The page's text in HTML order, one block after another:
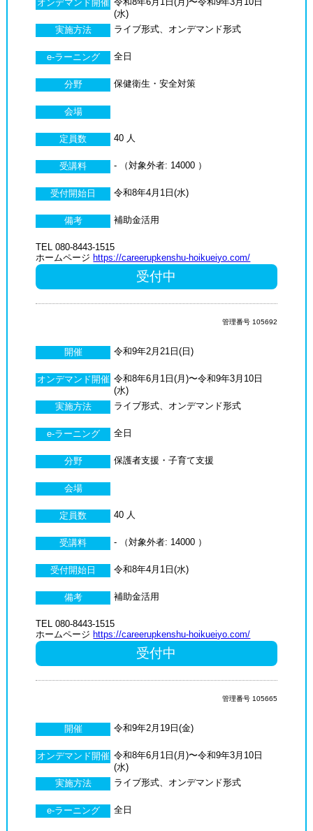
オンデマンド開催
(水)
実施方法
ライブ形式、オンデマンド形式
e-ラーニング 全日
分野 保健衛生・安全対策
会場
定員数 40 人
受講料 - （対象外者: 14000 ）
受付開始日 令和8年4月1日(水)
備考 補助金活用
TEL 080-8443-1515
ホームページ https://careerupkenshu-hoikueiyo.com/
受付中
開催 令和9年2月21日(日)
オンデマンド開催 令和8年6月1日(月)〜令和9年3月10日
(水)
実施方法
ライブ形式、オンデマンド形式
e-ラーニング 全日
分野 保護者支援・子育て支援
会場
定員数 40 人
受講料 - （対象外者: 14000 ）
受付開始日 令和8年4月1日(水)
備考 補助金活用
TEL 080-8443-1515
ホームページ https://careerupkenshu-hoikueiyo.com/
受付中
管理番号 105692
開催 令和9年2月19日(金)
オンデマンド開催 令和8年6月1日(月)〜令和9年3月10日
(水)
実施方法
ライブ形式、オンデマンド形式
e-ラーニング 全日
管理番号 105665